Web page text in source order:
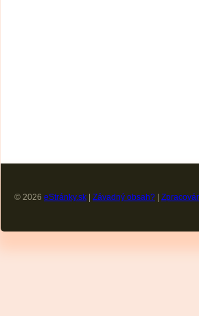
© 2026 eStránky.sk | Závadný obsah? |